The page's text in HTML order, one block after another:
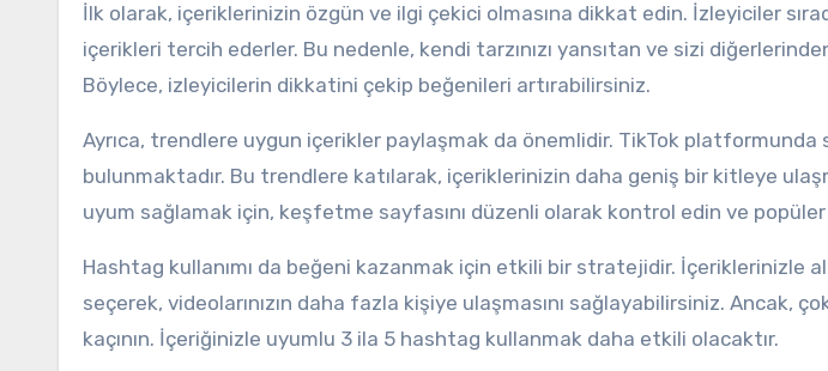
İlk olarak, içeriklerinizin özgün ve ilgi çekici olmasına dikkat edin. İzleyiciler
içerikleri tercih ederler. Bu nedenle, kendi tarzınızı yansıtan ve sizi
Böylece, izleyicilerin dikkatini çekip beğenileri artırabilirsiniz.
Ayrıca, trendlere uygun içerikler paylaşmak da önemlidir. TikTok
bulunmaktadır. Bu trendlere katılarak, içeriklerinizin daha geniş bir kitleye
uyum sağlamak için, keşfetme sayfasını düzenli olarak kontrol edin ve popüler
Hashtag kullanımı da beğeni kazanmak için etkili bir stratejidir. İçeriklerinizle
seçerek, videolarınızın daha fazla kişiye ulaşmasını sağlayabilirsiniz. Ancak,
kaçının. İçeriğinizle uyumlu 3 ila 5 hashtag kullanmak daha etkili olacaktır.